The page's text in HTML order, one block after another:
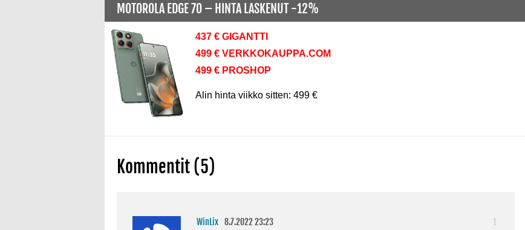
MOTOROLA EDGE 70 – HINTA LASKENUT -12%
437 € GIGANTTI
499 € VERKKOKAUPPA.COM
499 € PROSHOP
Alin hinta viikko sitten: 499 €
Kommentit (5)
WinLix 8.7.2022 23:23 1